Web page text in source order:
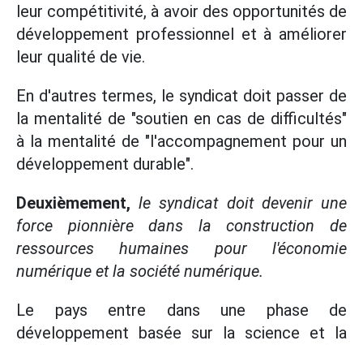
leur compétitivité, à avoir des opportunités de
développement professionnel et à améliorer
leur qualité de vie.
En d'autres termes, le syndicat doit passer de
la mentalité de "soutien en cas de difficultés"
à la mentalité de "l'accompagnement pour un
développement durable".
Deuxièmement, le syndicat doit devenir une
force pionnière dans la construction de
ressources humaines pour l'économie
numérique et la société numérique.
Le pays entre dans une phase de
développement basée sur la science et la